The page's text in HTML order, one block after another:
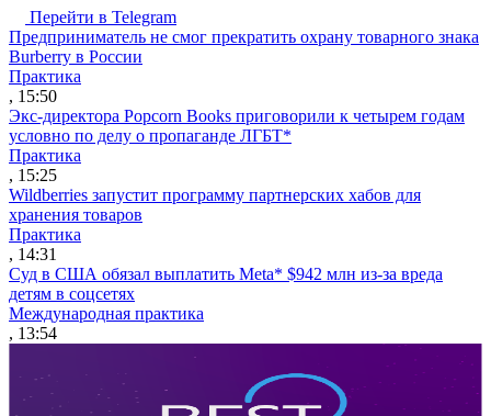
Перейти в Telegram
Предприниматель не смог прекратить охрану товарного знака
Burberry в России
Практика
, 15:50
Экс-директора Popcorn Books приговорили к четырем годам
условно по делу о пропаганде ЛГБТ*
Практика
, 15:25
Wildberries запустит программу партнерских хабов для
хранения товаров
Практика
, 14:31
Суд в США обязал выплатить Meta* $942 млн из-за вреда
детям в соцсетях
Международная практика
, 13:54